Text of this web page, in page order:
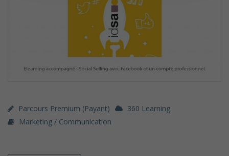
Parcours Premium (payant)
360 Learning
Marketing / Communication